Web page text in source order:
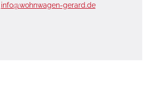
info@wohnwagen-gerard.de